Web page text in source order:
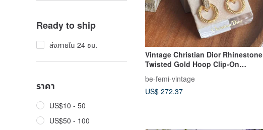
Ready to ship
ส่งภายใน 24 ชม.
ราคา
US$10 - 50
US$50 - 100
Vintage Christian Dior Rhinestone
Twisted Gold Hoop Clip-On
be-femi-vintage
US$ 272.37